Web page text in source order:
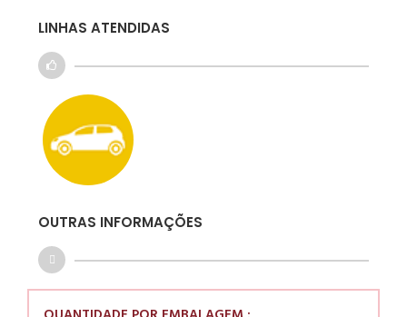
LINHAS ATENDIDAS
OUTRAS INFORMAÇÕES